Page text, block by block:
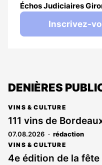
Échos Judiciaires
Inscrivez-
DENIÈRES
VINS & CULTURE
111 vins de
07.08.2026 rédaction
VINS & CULTURE
4e édition de la